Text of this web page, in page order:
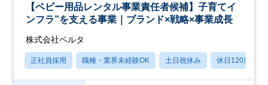
【ベビー用品レンタル事業責任者候補】子育てイ
ンフラ”を支える事業｜ブランド×戦略×事業成長
株式会社ベルタ
正社員採用 職種・業界未経験OK 土日祝休み 休日120日以上